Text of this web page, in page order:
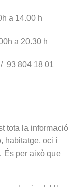
a 14.00 h
a 20.30 h
/ 93 804 18 01
tota la informació
habitatge, oci i
És per això que